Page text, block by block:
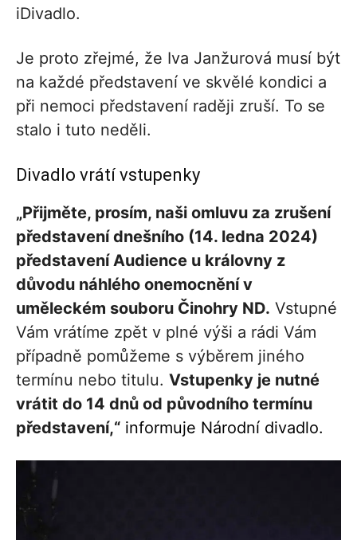
iDivadlo.
Je proto zřejmé, že Iva Janžurová musí být
na každé představení ve skvělé kondici a
při nemoci představení raději zruší. To se
stalo i tuto neděli.
Divadlo vrátí vstupenky
„Přijměte, prosím, naši omluvu za zrušení
představení dnešního (14. ledna 2024)
představení Audience u královny z
důvodu náhlého onemocnění v
uměleckém souboru Činohry ND. Vstupné
Vám vrátíme zpět v plné výši a rádi Vám
případně pomůžeme s výběrem jiného
termínu nebo titulu. Vstupenky je nutné
vrátit do 14 dnů od původního termínu
představení,“ informuje Národní divadlo.